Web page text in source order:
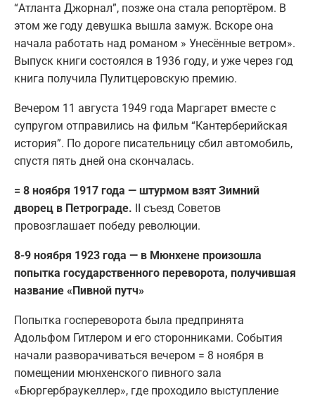
“Атланта Джорнал”, позже она стала репортёром. В
этом же году девушка вышла замуж. Вскоре она
начала работать над романом » Унесённые ветром».
Выпуск книги состоялся в 1936 году, и уже через год
книга получила Пулитцеровскую премию.
Вечером 11 августа 1949 года Маргарет вместе с
супругом отправились на фильм “Кантерберийская
история”. По дороге писательницу сбил автомобиль,
спустя пять дней она скончалась.
= 8 ноября 1917 года — штурмом взят Зимний
дворец в Петрограде. II съезд Советов
провозглашает победу революции.
8-9 ноября 1923 года — в Мюнхене произошла
попытка государственного переворота, получившая
название «Пивной путч»
Попытка госпереворота была предпринята
Адольфом Гитлером и его сторонниками. События
начали разворачиваться вечером = 8 ноября в
помещении мюнхенского пивного зала
«Бюргербраукеллер», где проходило выступление